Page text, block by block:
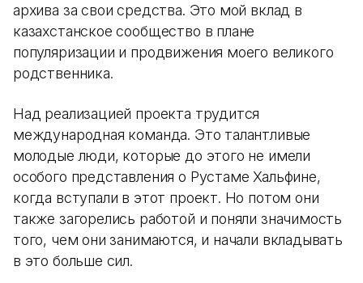
архива за свои средства. Это мой вклад в
казахстанское сообщество в плане
популяризации и продвижения моего великого
родственника.
Над реализацией проекта трудится
международная команда. Это талантливые
молодые люди, которые до этого не имели
особого представления о Рустаме Хальфине,
когда вступали в этот проект. Но потом они
также загорелись работой и поняли значимость
того, чем они занимаются, и начали вкладывать
в это больше сил.